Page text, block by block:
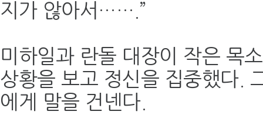
지가 않아서…….”
미하일과 란돌 대장이 작은 목
상황을 보고 정신을 집중했다.
에게 말을 건넨다.